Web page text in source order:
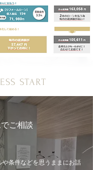
START
ご相談
や条件などを思うままにお話